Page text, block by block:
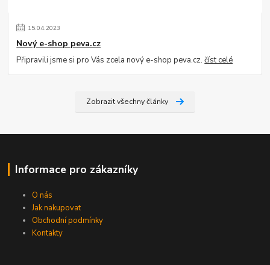
15.04.2023
Nový e-shop peva.cz
Připravili jsme si pro Vás zcela nový e-shop peva.cz.číst celé
Zobrazit všechny články
Informace pro zákazníky
O nás
Jak nakupovat
Obchodní podmínky
Kontakty